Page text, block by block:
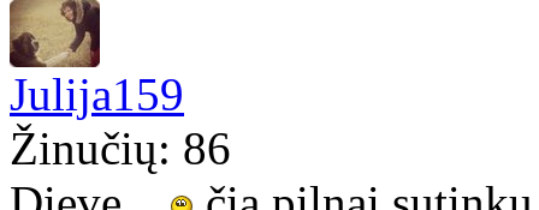
Julija159
Žinučių: 86